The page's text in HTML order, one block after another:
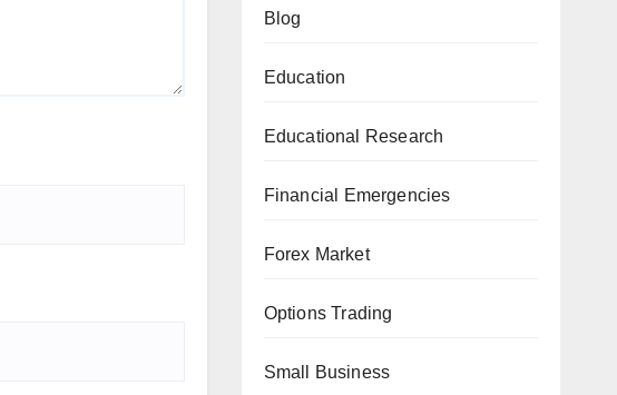
Blog
Education
Educational Research
Financial Emergencies
Forex Market
Options Trading
Small Business